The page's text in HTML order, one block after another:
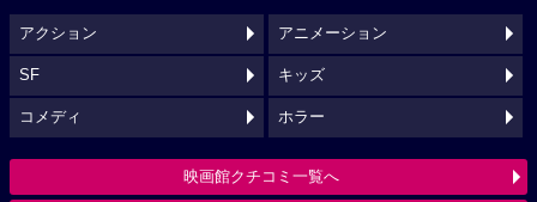
アクション アニメーション
SF キッズ
コメディ ホラー
映画館クチコミ一覧へ